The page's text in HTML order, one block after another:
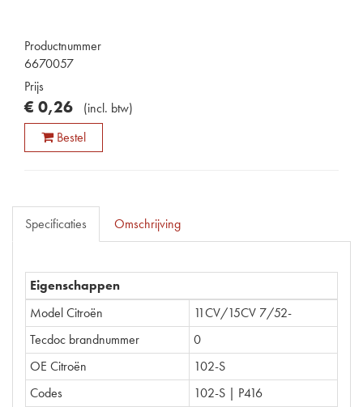
Productnummer
6670057
Prijs
€ 0,26 (incl. btw)
Bestel
Specificaties Omschrijving
Eigenschappen
Model Citroën
11CV/15CV 7/52-
Tecdoc brandnummer
0
OE Citroën
102-S
Codes
102-S | P416